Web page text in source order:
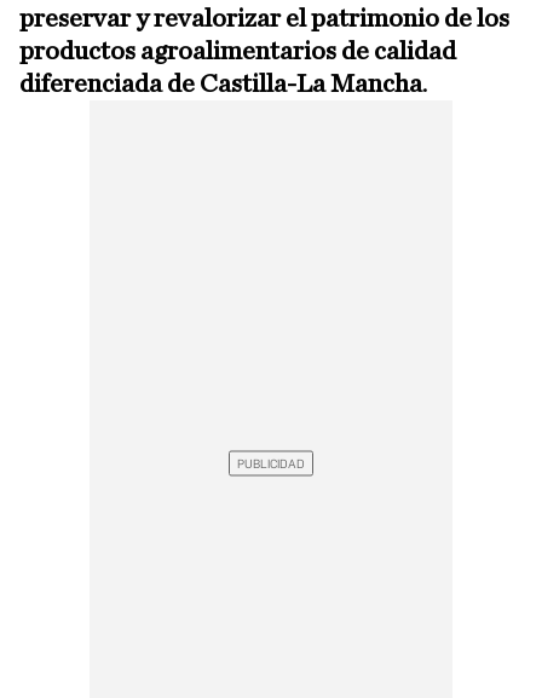
preservar y revalorizar el patrimonio de los
productos agroalimentarios de calidad
diferenciada de Castilla-La Mancha.